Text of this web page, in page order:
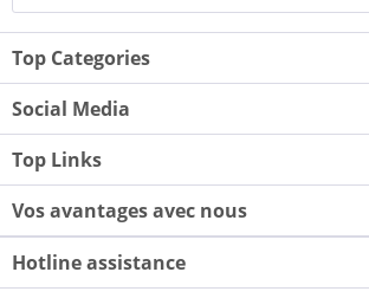
Top Categories
Social Media
Top Links
Vos avantages avec nous
Hotline assistance